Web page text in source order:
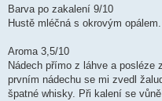
Barva po zakalení 9/10
Hustě mléčná s okrovým
Aroma 3,5/10
Nádech přímo z láhve a posléze
prvním nádechu se mi zvedl
špatné whisky. Při kalení se